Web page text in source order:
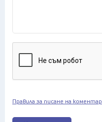
Правила за писане на коментар